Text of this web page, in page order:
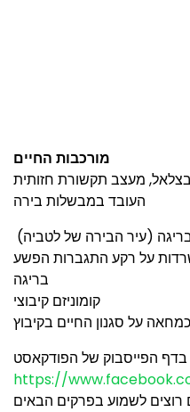
מורכבות החיים
מעצב תקשורת חזותית
העובד במבשלות בירה
(עיר הבירה של לטביה)
על רקע התגברות הפשע
בריגה
קומוניזם קיבוצי
על סגנון החיים בקיבוץ
הפייסבוק של הפודקאסט
https://
רוצים לשמוע בפרקים הבאים